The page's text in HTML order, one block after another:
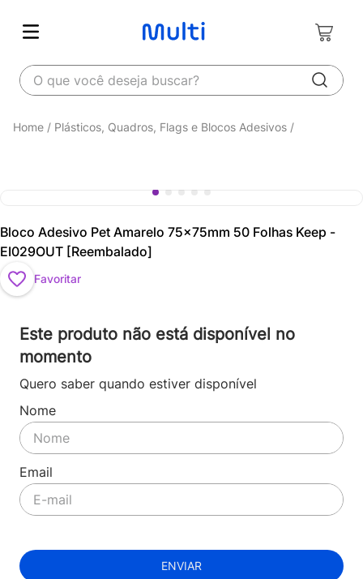
O que você deseja buscar?
Plásticos, Quadros, Flags e Blocos Adesivos
Bloco Adesivo Pet Amarelo 75x75mm 50 Folhas Keep -
EI029OUT [Reembalado]
Favoritar
Este produto não está disponível no
momento
Quero saber quando estiver disponível
ENVIAR